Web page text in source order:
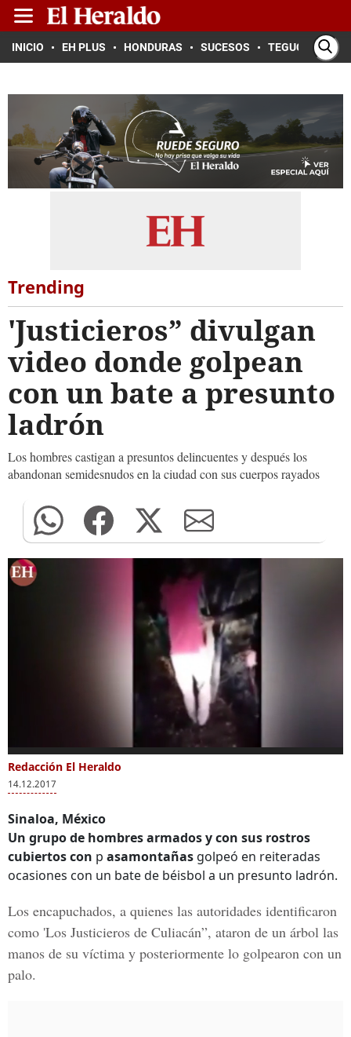
INICIO EH PLUS HONDURAS SUCESOS TEGUCIGALPA
Trending
'Justicieros” divulgan
video donde golpean
con un bate a presunto
ladrón
Los hombres castigan a presuntos delincuentes y después los
abandonan semidesnudos en la ciudad con sus cuerpos rayados
0
of
2
minutes,
seconds
Más Videos
Una inolvidable
castigo de los
en Chile
Migrantes
hondureños
mexicana
en
Redacción El Heraldo
14.12.2017
Sinaloa, México
Un grupo de hombres armados y con sus rostros
cubiertos con p asamontañas golpeó en reiteradas
ocasiones con un bate de béisbol a un presunto ladrón.
Los encapuchados, a quienes las autoridades identificaron
como 'Los Justicieros de Culiacán”, ataron de un árbol las
manos de su víctima y posteriormente lo golpearon con un
palo.